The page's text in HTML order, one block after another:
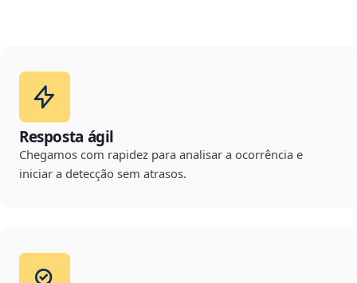
Resposta ágil
Chegamos com rapidez para analisar a ocorrência e
iniciar a detecção sem atrasos.